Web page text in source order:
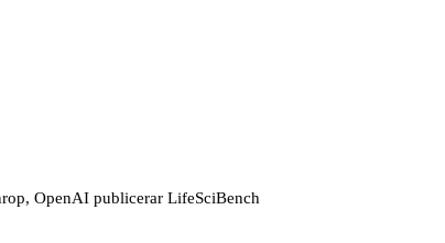
OpenAI publicerar LifeSciBench